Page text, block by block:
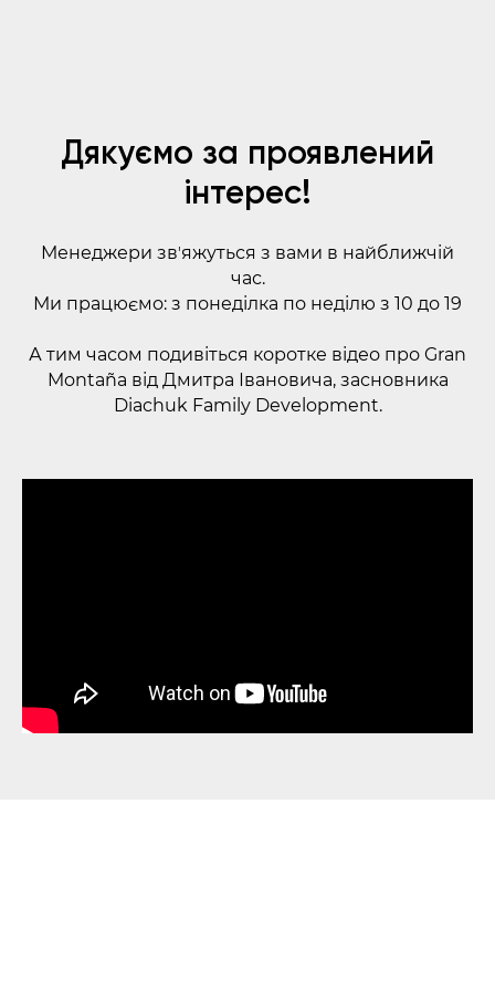
Дякуємо за проявлений
інтерес!
Менеджери звʼяжуться з вами в найближчій
час.
Ми працюємо: з понеділка по неділю з 10 до 19
А тим часом подивіться коротке відео про Gran
Montaña від Дмитра Івановича, засновника
Diachuk Family Development.